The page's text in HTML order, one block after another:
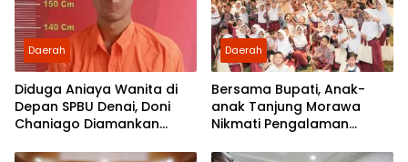
Daerah
Diduga Aniaya Wanita di
Depan SPBU Denai, Doni
Chaniago Diamankan
Daerah
Bersama Bupati, Anak-
anak Tanjung Morawa
Nikmati Pengalaman